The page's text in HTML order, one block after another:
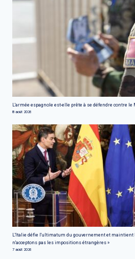
L'armée espagnole est-elle prête à se défendre contre le
8 août 2026
L'Italie défie l'ultimatum du gouvernement et maintient
n'acceptons pas les impositions étrangères »
7 août 2026